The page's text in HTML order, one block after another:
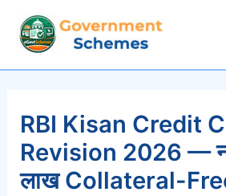
content
RBI Kisan Credit
Revision 2026 —
लाख Collateral-